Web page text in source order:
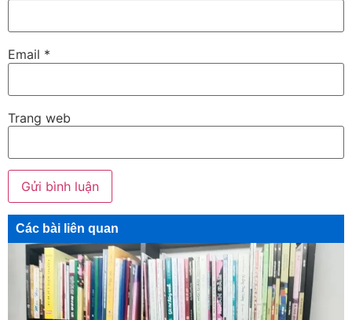
Email *
Trang web
Các bài liên quan